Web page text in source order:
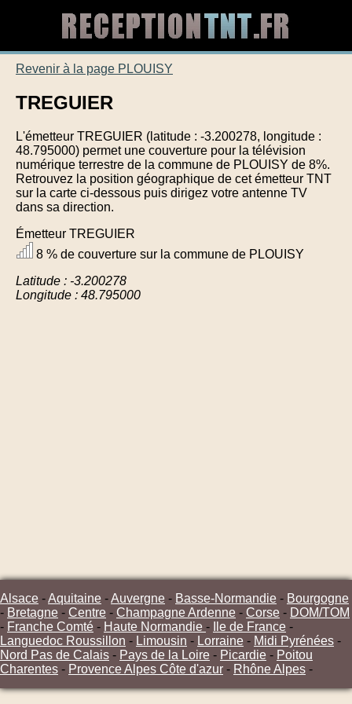
Revenir à la page PLOUISY
TREGUIER
L'émetteur TREGUIER (latitude : -3.200278, longitude :
48.795000) permet une couverture pour la télévision
numérique terrestre de la commune de PLOUISY de 8%.
Retrouvez la position géographique de cet émetteur TNT
sur la carte ci-dessous puis dirigez votre antenne TV
dans sa direction.
Émetteur TREGUIER
8 % de couverture sur la commune de PLOUISY
Latitude : -3.200278
Longitude : 48.795000
Alsace -Aquitaine -Auvergne - Basse-Normandie - Bourgogne
- Bretagne - Centre - Champagne Ardenne - Corse - DOM/TOM
- Franche Comté - Haute Normandie - Ile de France -
Languedoc Roussillon - Limousin - Lorraine - Midi Pyrénées -
Nord Pas de Calais - Pays de la Loire - Picardie - Poitou
Charentes - Provence Alpes Côte d'azur - Rhône Alpes -